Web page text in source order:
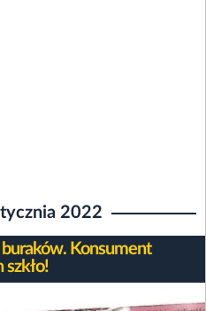
2022
Konsument
szkło!